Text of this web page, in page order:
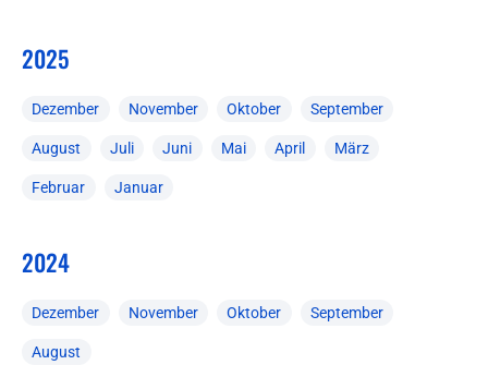
2025
Dezember November Oktober September
August Juli Juni Mai April März
Februar Januar
2024
Dezember November Oktober September
August